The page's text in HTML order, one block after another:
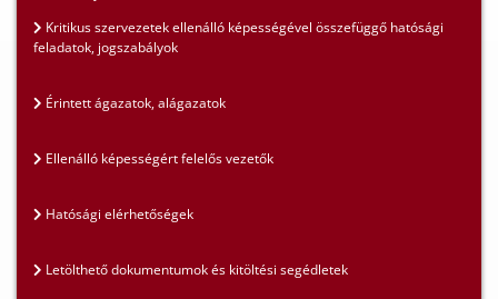
Kritikus szervezetek ellenálló képességével összefüggő hatósági
feladatok, jogszabályok
Érintett ágazatok, alágazatok
Ellenálló képességért felelős vezetők
Hatósági elérhetőségek
Letölthető dokumentumok és kitöltési segédletek